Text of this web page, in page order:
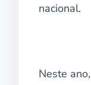
nacional.
Neste